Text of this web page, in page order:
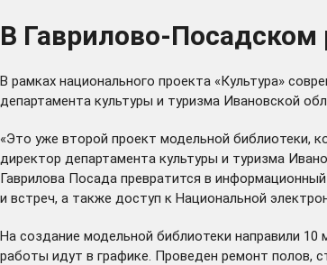
В Гаврилово-
В рамках национального проекта «Культура»
департамента культуры и туризма Ивановской
«Это уже второй проект модельной библиотеки,
директор департамента культуры и туризма
Гаврилова Посада превратится в
и встреч, а также доступ к Национальной
На создание модельной библиотеки направили
работы идут в графике. Проведен ремонт полов,